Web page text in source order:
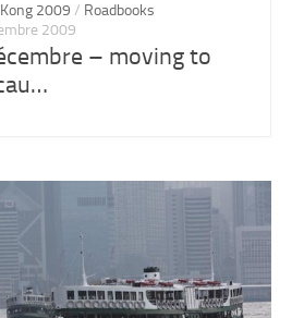
2009 / Roadbooks
2009
– moving to